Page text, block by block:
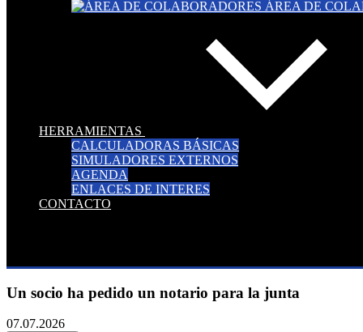
ÁREA DE
HERRAMIENTAS
CALCULADORAS BÁSICAS
SIMULADORES EXTERNOS
AGENDA
ENLACES DE INTERES
CONTACTO
Un socio ha pedido un notario para la junta
07.07.2026